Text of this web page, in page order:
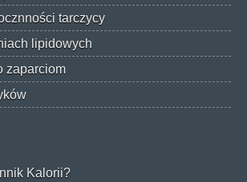
tarczycy
lipidowych
zaparciom
Kalorii?